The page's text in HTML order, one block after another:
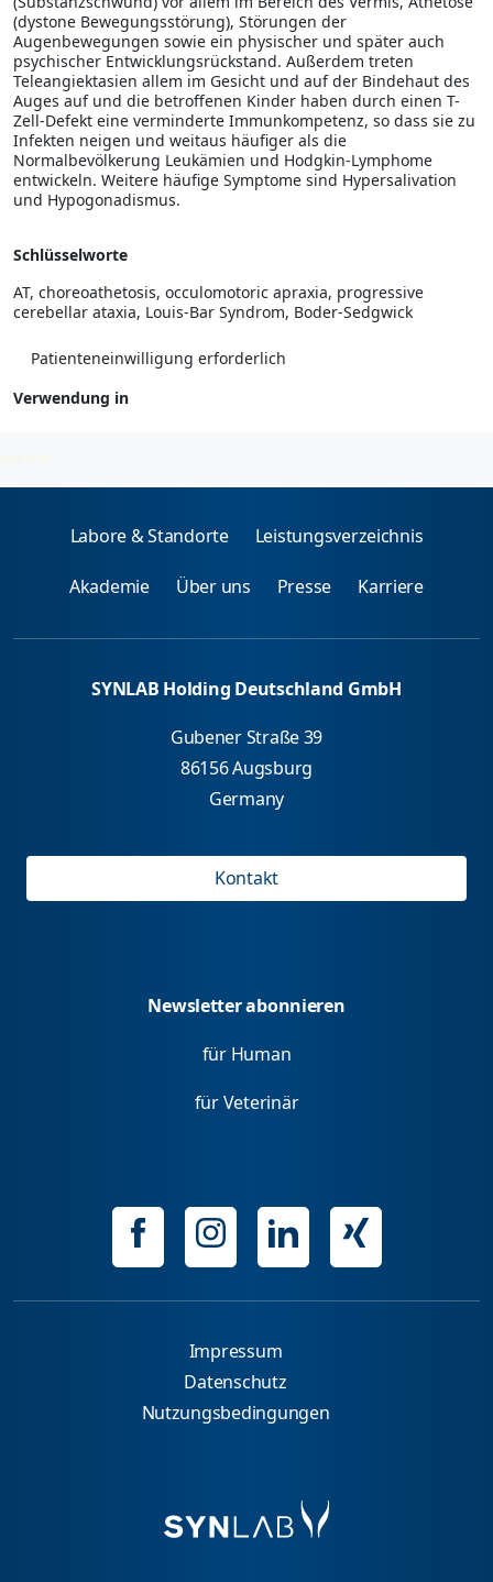
(dystone Bewegungsstörung), Störungen der
Augenbewegungen sowie ein physischer und später auch
psychischer Entwicklungsrückstand. Außerdem treten
Teleangiektasien allem im Gesicht und auf der Bindehaut des
Auges auf und die betroffenen Kinder haben durch einen T-
Zell-Defekt eine verminderte Immunkompetenz, so dass sie zu
Infekten neigen und weitaus häufiger als die
Normalbevölkerung Leukämien und Hodgkin-Lymphome
entwickeln. Weitere häufige Symptome sind Hypersalivation
und Hypogonadismus.
Schlüsselworte
AT, choreoathetosis, occulomotoric apraxia, progressive
cerebellar ataxia, Louis-Bar Syndrom, Boder-Sedgwick
Patienteneinwilligung erforderlich
Verwendung in
2026-08-07
Labore & Standorte Leistungsverzeichnis
Akademie Über uns Presse Karriere
SYNLAB Holding Deutschland GmbH
Gubener Straße 39
86156 Augsburg
Germany
Kontakt
Newsletter abonnieren
für Human
für Veterinär
Impressum
Datenschutz
Nutzungsbedingungen